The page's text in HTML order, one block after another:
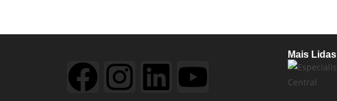
Mais Lidas